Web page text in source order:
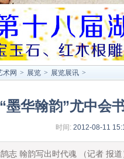
术网 > 展览 > 展览展讯 >
“墨华翰韵”尤中会
时间: 2012-08-11
志 翰韵写出时代魂 （记者 报